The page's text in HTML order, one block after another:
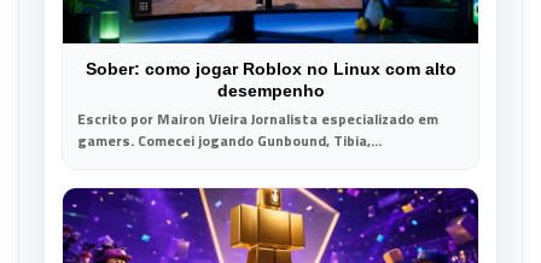
Sober: como jogar Roblox no Linux com alto
desempenho
Escrito por Mairon Vieira Jornalista especializado em
gamers. Comecei jogando Gunbound, Tibia,...